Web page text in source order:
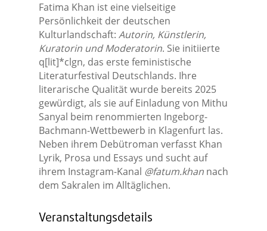
Fatima Khan ist eine vielseitige
Persönlichkeit der deutschen
Kulturlandschaft: Autorin, Künstlerin,
Kuratorin und Moderatorin. Sie initiierte
q[lit]*clgn, das erste feministische
Literaturfestival Deutschlands. Ihre
literarische Qualität wurde bereits 2025
gewürdigt, als sie auf Einladung von Mithu
Sanyal beim renommierten Ingeborg-
Bachmann-Wettbewerb in Klagenfurt las.
Neben ihrem Debütroman verfasst Khan
Lyrik, Prosa und Essays und sucht auf
ihrem Instagram-Kanal @fatum.khannach
dem Sakralen im Alltäglichen.
Veranstaltungsdetails